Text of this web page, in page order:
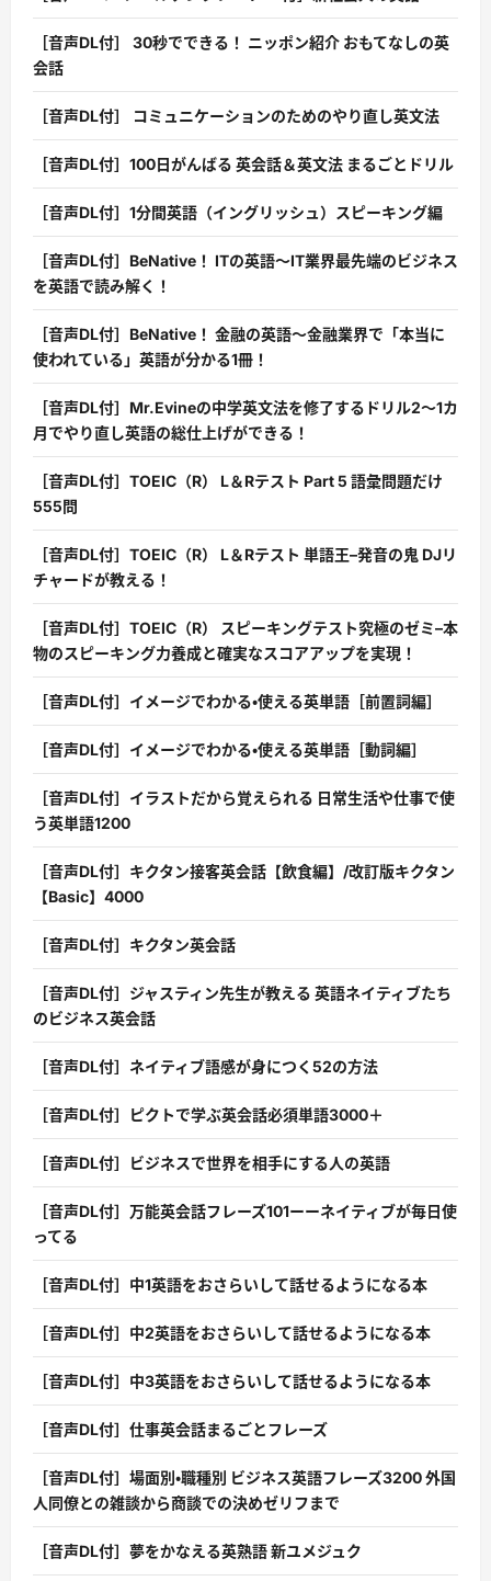
［音声DL付］ 30秒でできる！ ニッポン紹介 おもてなしの英
会話
［音声DL付］ コミュニケーションのためのやり直し英文法
［音声DL付］100日がんばる 英会話＆英文法 まるごとドリル
［音声DL付］1分間英語（イングリッシュ）スピーキング編
［音声DL付］BeNative！ ITの英語〜IT業界最先端のビジネス
を英語で読み解く！
［音声DL付］BeNative！ 金融の英語〜金融業界で「本当に
使われている」英語が分かる1冊！
［音声DL付］Mr.Evineの中学英文法を修了するドリル2〜1カ
月でやり直し英語の総仕上げができる！
［音声DL付］TOEIC（R） L＆Rテスト Part 5 語彙問題だけ
555問
［音声DL付］TOEIC（R） L＆Rテスト 単語王–発音の鬼 DJリ
チャードが教える！
［音声DL付］TOEIC（R） スピーキングテスト究極のゼミ–本
物のスピーキング力養成と確実なスコアアップを実現！
［音声DL付］イメージでわかる・使える英単語［前置詞編］
［音声DL付］イメージでわかる・使える英単語［動詞編］
［音声DL付］イラストだから覚えられる 日常生活や仕事で使
う英単語1200
［音声DL付］キクタン接客英会話【飲食編】/改訂版キクタン
【Basic】4000
［音声DL付］キクタン英会話
［音声DL付］ジャスティン先生が教える 英語ネイティブたち
のビジネス英会話
［音声DL付］ネイティブ語感が身につく52の方法
［音声DL付］ピクトで学ぶ英会話必須単語3000＋
［音声DL付］ビジネスで世界を相手にする人の英語
［音声DL付］万能英会話フレーズ101ーーネイティブが毎日使
ってる
［音声DL付］中1英語をおさらいして話せるようになる本
［音声DL付］中2英語をおさらいして話せるようになる本
［音声DL付］中3英語をおさらいして話せるようになる本
［音声DL付］仕事英会話まるごとフレーズ
［音声DL付］場面別・職種別 ビジネス英語フレーズ3200 外国
人同僚との雑談から商談での決めゼリフまで
［音声DL付］夢をかなえる英熟語 新ユメジュク